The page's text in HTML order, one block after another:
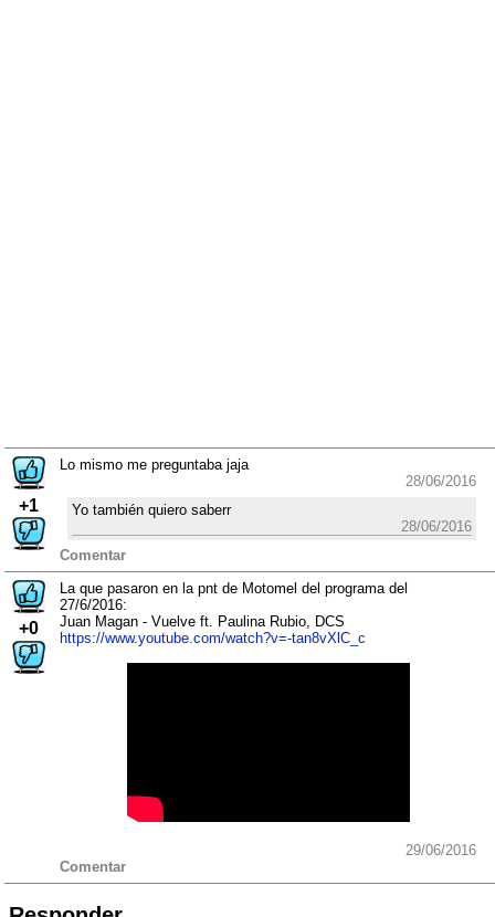
+1
Lo mismo me preguntaba jaja
28/06/2016
Yo también quiero saberr
28/06/2016
Comentar
+0
La que pasaron en la pnt de Motomel del programa del
27/6/2016:
Juan Magan - Vuelve ft. Paulina Rubio, DCS
https://www.youtube.com/watch?v=-tan8vXlC_c
29/06/2016
Comentar